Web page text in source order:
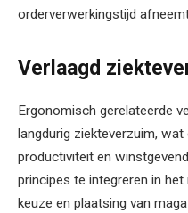
orderverwerkingstijd
Verlaagd
Ergonomisch gerelateerde
langdurig ziekteverzuim,
productiviteit en
principes te integreren in
keuze en plaatsing van